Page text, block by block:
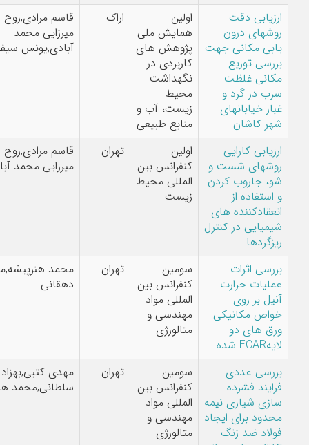
دقت
درون
مکانی جهت
توزیع
غلظت
گرد و
اولین
همایش ملی
پژوهش های
کاربردی در
نگهداشت
محیط
زیست، آب و
منابع طبیعی
قاسم مرادی,روح اله
میرزایی محمد
آبادی,یونس سیفی
کارایی
شست و
کردن
از
های
در کنترل
اولین
کنفرانس بین
المللی محیط
زیست
قاسم مرادی,روح اله
میرزایی محمد آبادی
اثرات
حرارت
بر روی
مکانیکی
دو
سومین
کنفرانس بین
المللی مواد
مهندسی و
متالورژی
تهران
محمد هنرپیشه,مهدی
عددی
فشرده
شیاری نیمه
برای ایجاد
ضد زنگ
سومین
کنفرانس بین
المللی مواد
مهندسی و
متالورژی
تهران
مهدی کتبی,بهزاد
سلطانی,محمد هنرپیشه